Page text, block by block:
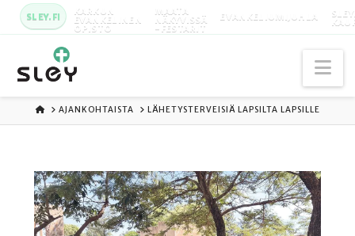
SLEY.FI KARKUN
EVANKELINEN
OPISTO
MAATA
NÄKYVISSÄ
-FESTARIT
EVANKELIUMIJUHLA
ETUSIVU
AJANKOHTAISTA LÄHETYSTERVEISIÄ LAPSILTA LAPSILLE